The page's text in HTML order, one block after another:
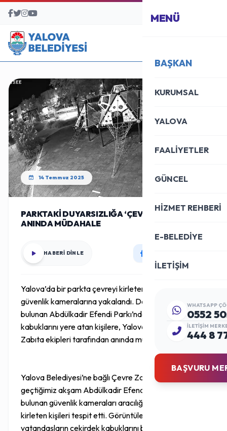
BAŞVURU MERKEZİ
MENÜ
BAŞKAN
KURUMSAL
YALOVA
FAALİYETLER
GÜNCEL
HİZMET REHBERİ
E-BELEDİYE
İLETİŞİM
WHATSAPP
0552
İLETIŞIM
444 8
BAŞVURU
14 Temmuz 2025
PARKTAKİ DUYARSIZLIĞA ‘ÇEVRE ZABITA’DAN
ANINDA MÜDAHALE
HABERİ DİNLE
Yalova’da bir parkta çevreyi kirleten vatandaşlar
güvenlik kameralarına yakalandı. Dere Mahallesi’nde
bulunan Abdülkadir Efendi Parkı’nda çekirdek yiyip
kabuklarını yere atan kişilere, Yalova Belediyesi Çevre
Zabıta ekipleri tarafından anında müdahale edildi.
Yalova Belediyesi’ne bağlı Çevre Zabıta Ekipleri,
geçtiğimiz akşam Abdülkadir Efendi Parkı’nda
bulunan güvenlik kameraları aracılığıyla çevreyi
kirleten kişileri tespit etti. Görüntülerde, bazı
vatandaşların çekirdek kabuklarını bilinçsizce yere